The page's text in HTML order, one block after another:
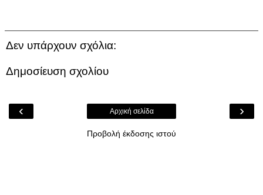
Δεν υπάρχουν σχόλια:
Δημοσίευση σχολίου
‹ ›
Αρχική σελίδα
Προβολή έκδοσης ιστού